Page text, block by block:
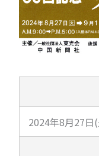
2024年8月27日